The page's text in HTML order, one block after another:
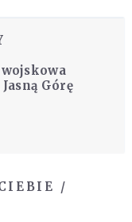
Górę
/